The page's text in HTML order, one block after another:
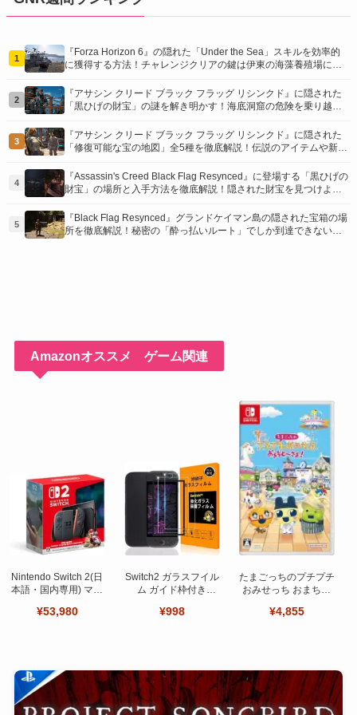
1
『Forza Horizon 6』の隠れた「Under the Sea」スキルを効率的
に獲得する方法！チャレンジクリアの鍵は伊東の海藻養殖場にあ
2
『アサシン クリード ブラック フラッグ リシンクド』に隠された
「黒ひげの財宝」の謎を解き明かす！海底洞窟の危険を乗り越
3
『アサシン クリード ブラック フラッグ リシンクド』に隠された
「修復可能な宝の地図」全5種を徹底解説！伝説のアイテムや新衣
介！
4
『Assassin's Creed Black Flag Resynced』に登場する「黒ひげの
財宝」の場所と入手方法を徹底解説！隠された財宝を見つけよ
5
『Black Flag Resynced』グランドケイマン島の隠された宝箱の場
所を徹底解説！秘密の「酔っ払いルート」でしか到達できないお
Amazonオススメ ゲーム関連
Nintendo Switch 2(日
本語・国内専用) マリ
ット
¥53,980
Switch2 ガラスフイル
ム ガイド枠付き
ット 日本旭硝子製-高
¥998
たまごっちのプチプチ
おみせっち おまちど
¥4,855